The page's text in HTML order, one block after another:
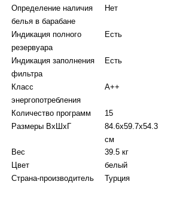
Определение наличия
белья в барабане
Нет
Индикация полного
резервуара
Есть
Индикация заполнения
фильтра
Есть
Класс
энергопотребления
A++
Количество программ
15
Размеры ВхШхГ
84.6х59.7х54.3
см
Вес
39.5 кг
Цвет
белый
Страна-производитель
Турция